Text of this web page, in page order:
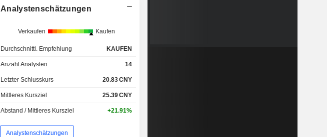
Analystenschätzungen
Verkaufen Kaufen
Durchschnittl. Empfehlung KAUFEN
Anzahl Analysten 14
Letzter Schlusskurs 20.83CNY
Mittleres Kursziel 25.39CNY
Abstand / Mittleres Kursziel +21.91%
Analystenschätzungen